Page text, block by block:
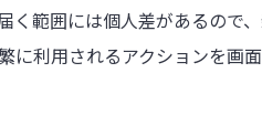
く範囲には個人差があるので
に利用されるアクションを画